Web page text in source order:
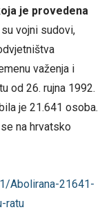
je provedena
vojni sudovi,
važenja i
od 26. rujna 1992.
je 21.641 osoba.
na hrvatsko
Abolirana-21641-
ratu